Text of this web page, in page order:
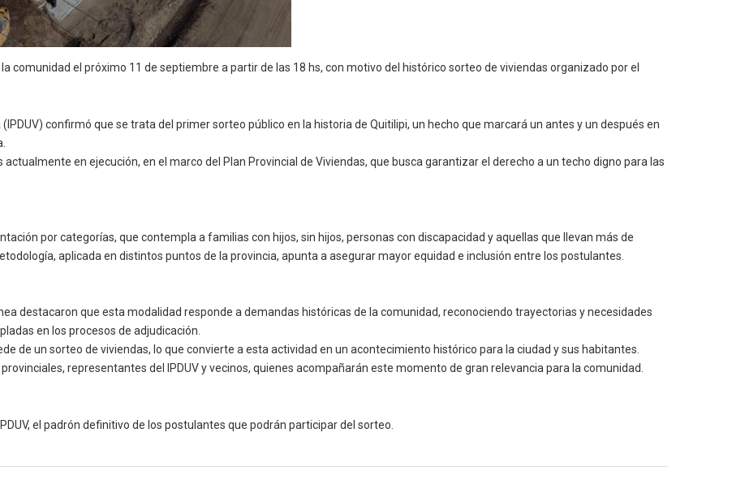
comunidad el próximo 11 de septiembre a partir de las 18 hs, con motivo del histórico sorteo de viviendas organizado por el
confirmó que se trata del primer sorteo público en la historia de Quitilipi, un hecho que marcará un antes y un después en
en ejecución, en el marco del Plan Provincial de Viviendas, que busca garantizar el derecho a un techo digno para las
por categorías, que contempla a familias con hijos, sin hijos, personas con discapacidad y aquellas que llevan más de
aplicada en distintos puntos de la provincia, apunta a asegurar mayor equidad e inclusión entre los postulantes.
destacaron que esta modalidad responde a demandas históricas de la comunidad, reconociendo trayectorias y necesidades
en los procesos de adjudicación.
de un sorteo de viviendas, lo que convierte a esta actividad en un acontecimiento histórico para la ciudad y sus habitantes.
representantes del IPDUV y vecinos, quienes acompañarán este momento de gran relevancia para la comunidad.
el padrón definitivo de los postulantes que podrán participar del sorteo.